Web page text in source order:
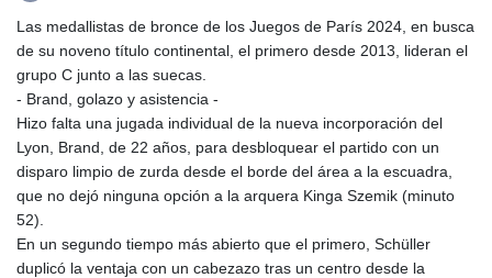
10123.874202
GTQ 8.794891
HNL 30.895616
HRK 7.536622
HTG 150.718127
HUF 363.096405
20580.370421
ILS 3.468234
Las medallistas de bronce de los Juegos de París 2024, en busca
de su noveno título continental, el primero desde 2013, lideran el
grupo C junto a las suecas.
- Brand, golazo y asistencia -
Hizo falta una jugada individual de la nueva incorporación del
Lyon, Brand, de 22 años, para desbloquear el partido con un
disparo limpio de zurda desde el borde del área a la escuadra,
que no dejó ninguna opción a la arquera Kinga Szemik (minuto
52).
En un segundo tiempo más abierto que el primero, Schüller
duplicó la ventaja con un cabezazo tras un centro desde la